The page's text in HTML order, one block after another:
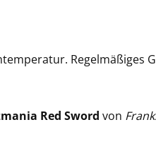
Regelmäßiges
Red Sword von